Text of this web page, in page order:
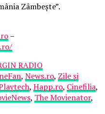
Zâmbește”.
–
RADIO
, News.ro, Zile și
, Happ.ro, Cinefilia,
, The Movienator,